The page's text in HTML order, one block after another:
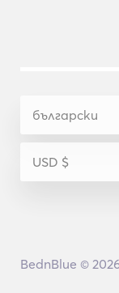
BednBlue ©